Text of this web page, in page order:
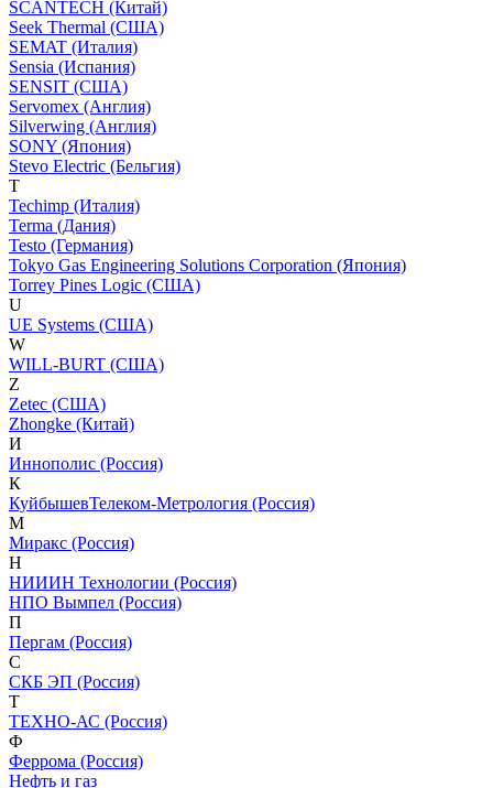
SCANTECH (Китай)
Seek Thermal (США)
SEMAT (Италия)
Sensia (Испания)
SENSIT (США)
Servomex (Англия)
Silverwing (Англия)
SONY (Япония)
Stevo Electric (Бельгия)
T
Techimp (Италия)
Terma (Дания)
Testo (Германия)
Tokyo Gas Engineering Solutions Corporation (Япония)
Torrey Pines Logic (США)
U
UE Systems (США)
W
WILL-BURT (США)
Z
Zetec (США)
Zhongke (Китай)
И
Иннополис (Россия)
К
КуйбышевТелеком-Метрология (Россия)
М
Миракс (Россия)
Н
НИИИН Технологии (Россия)
НПО Вымпел (Россия)
П
Пергам (Россия)
С
СКБ ЭП (Россия)
Т
ТЕХНО-АС (Россия)
Ф
Феррома (Россия)
Нефть и газ